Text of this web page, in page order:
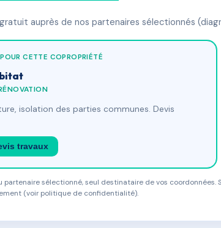
auprès de nos partenaires sélectionnés
CETTE COPROPRIÉTÉ
isolation des parties communes. Devis
travaux
partenaire sélectionné, seul destinataire de vos
(voir politique de confidentialité).